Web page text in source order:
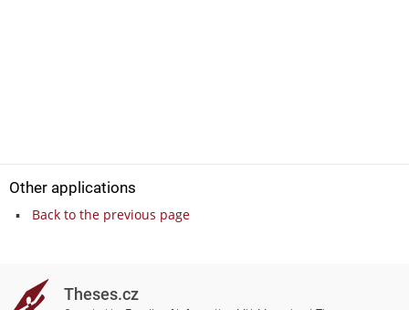
Other applications
Back to the previous page
Theses.cz